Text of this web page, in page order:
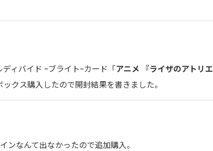
ィバイド ｰブライトｰカード「アニメ 『ライザのアトリエ
ックス購入したので開封結果を書きました。
なんて出なかったので追加購入。